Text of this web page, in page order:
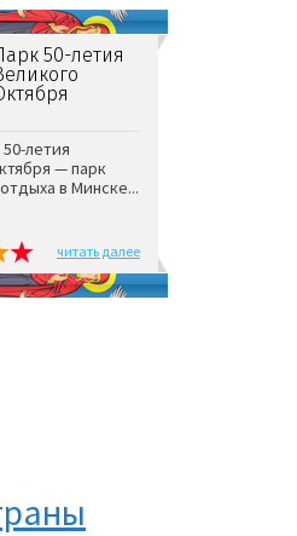
50-летия
летия
— парк
в Минске...
читать далее